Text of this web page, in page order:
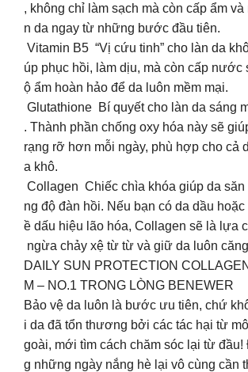
, không chỉ làm sạch mà còn cấp ẩm
n da ngay từ những bước đầu tiên.
Vitamin B5 “Vị cứu tinh” cho làn da
úp phục hồi, làm dịu, mà còn cấp nước
ộ ẩm hoàn hảo để da luôn mềm mại.
Glutathione Bí quyết cho làn da sáng
. Thành phần chống oxy hóa này sẽ
rạng rỡ hơn mỗi ngày, phù hợp cho cả
a khô.
Collagen Chiếc chìa khóa giúp da săn
ng độ đàn hồi. Nếu bạn có da dầu
ề dấu hiệu lão hóa, Collagen sẽ là lựa
ngừa chảy xệ từ từ và giữ da luôn
DAILY SUN PROTECTION
M – NO.1 TRONG LÒNG BENEWER
Bảo vệ da luôn là bước ưu tiên, chứ
i da đã tổn thương bởi các tác hại từ
goài, mới tìm cách chăm sóc lại từ đầu!
g những ngày nắng hè lại vô cùng cần